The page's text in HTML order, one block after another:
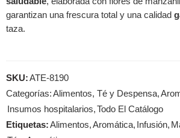
garantizan una frescura total y una calidad
taza.
SKU:ATE-8190
Categorías:Alimentos, Té y Despensa,
Insumos hospitalarios,Todo El Catálogo
Etiquetas:Alimentos,Aromática, Infusión,